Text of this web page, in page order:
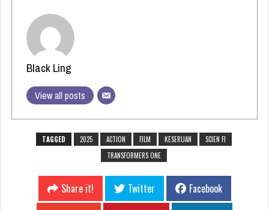
Black Ling
View all posts
TAGGED 2025 ACTION FILM KESERUAN
SCIEN FI
TRANSFORMERS ONE
Share it! Twitter
Facebook